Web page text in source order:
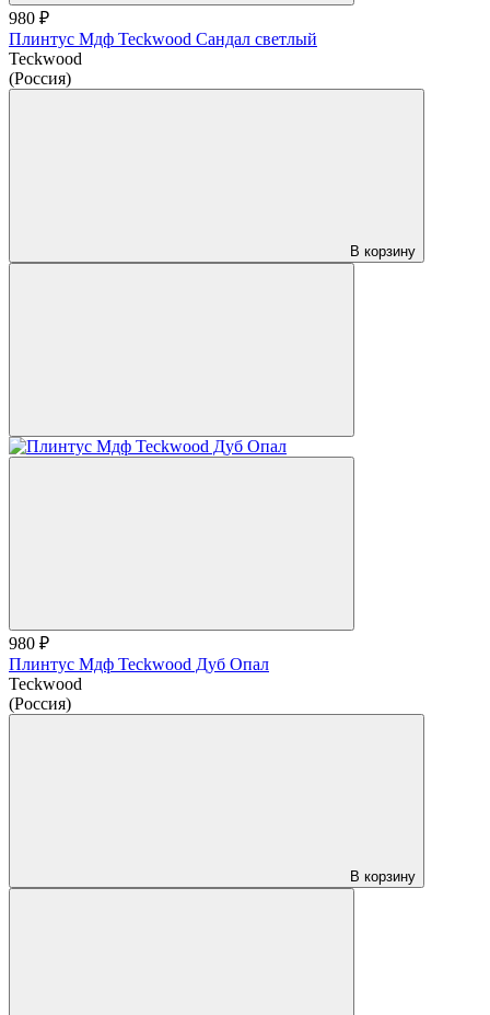
980 ₽
Плинтус Мдф Teckwood Сандал светлый
Teckwood
(Россия)
В корзину
980 ₽
Плинтус Мдф Teckwood Дуб Опал
Teckwood
(Россия)
В корзину